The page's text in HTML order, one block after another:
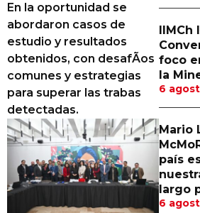
Canal Digital
Columnas de Opinión
Designaciones
Calendario de Eventos
Revistas Digital
Siguenos
En la oportunidad se
abordaron casos de
estudio y resultados
obtenidos, con desafÃ­os
comunes y estrategias
para superar las trabas
detectadas.
IIMCh
foco
la
6
Mario
país
largo
6